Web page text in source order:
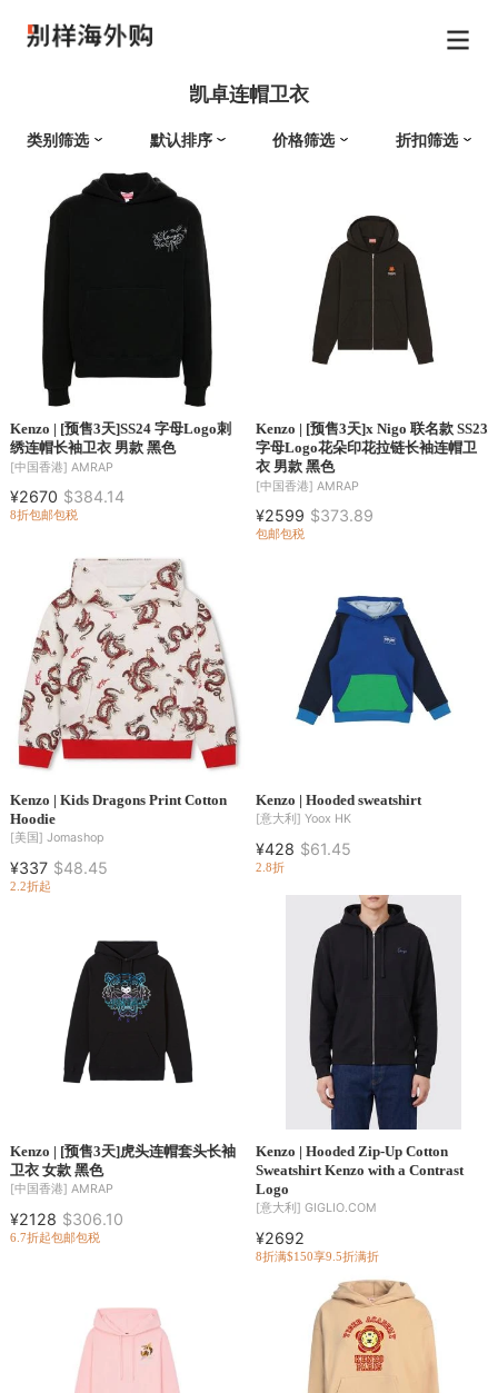
凯卓连帽卫衣
类别筛选 默认排序 价格筛选 折扣筛选
Kenzo | [预售3天]SS24 字母Logo刺
绣连帽长袖卫衣 男款 黑色
[中国香港] AMRAP
¥2670 $384.14
8折包邮包税
Kenzo | [预售3天]x Nigo 联名款 SS23
字母Logo花朵印花拉链长袖连帽卫
衣 男款 黑色
[中国香港] AMRAP
¥2599 $373.89
包邮包税
Kenzo | Kids Dragons Print Cotton
Hoodie
[美国] Jomashop
¥337 $48.45
2.2折起
Kenzo | Hooded sweatshirt
[意大利] Yoox HK
¥428 $61.45
2.8折
Kenzo | [预售3天]虎头连帽套头长袖
卫衣 女款 黑色
[中国香港] AMRAP
¥2128 $306.10
6.7折起包邮包税
Kenzo | Hooded Zip-Up Cotton
Sweatshirt Kenzo with a Contrast
Logo
[意大利] GIGLIO.COM
¥2692
8折满$150享9.5折满折